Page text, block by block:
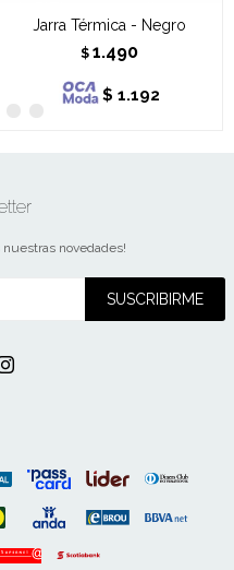
Jarra Térmica - Negro
$ 1.490
$ 1.192
novedades!
SUSCRIBIRME